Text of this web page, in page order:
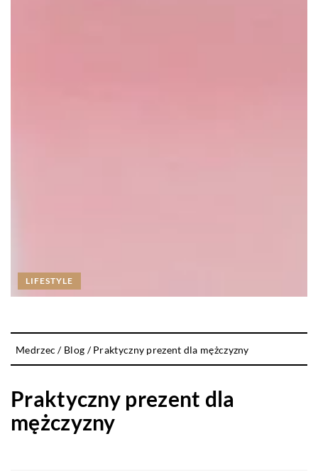
LIFESTYLE
Medrzec / Blog /Praktyczny prezent dla mężczyzny
Praktyczny prezent dla
mężczyzny